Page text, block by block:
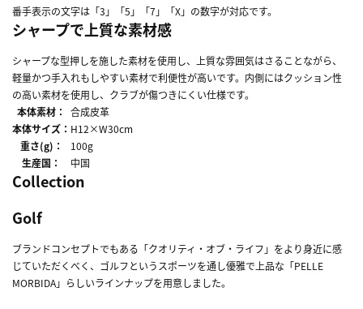
番手表示の文字は「3」「5」「7」「X」の数字が対応です。
シャープで上質な素材感
シャープな型押しを施した素材を使用し、上質な雰囲気はさることながら、
軽量かつ手入れもしやすい素材で利便性が高いです。内側にはクッション性
の高い素材を使用し、クラブが傷つきにくい仕様です。
本体素材：
合成皮革
本体サイズ： H12×W30cm
重さ(g)：
100g
生産国：
中国
Collection
Golf
ブランドコンセプトでもある「クオリティ・オブ・ライフ」をより身近に感
じていただくべく、ゴルフというスポーツを通し優雅で上品な「PELLE
MORBIDA」らしいラインナップを用意しました。